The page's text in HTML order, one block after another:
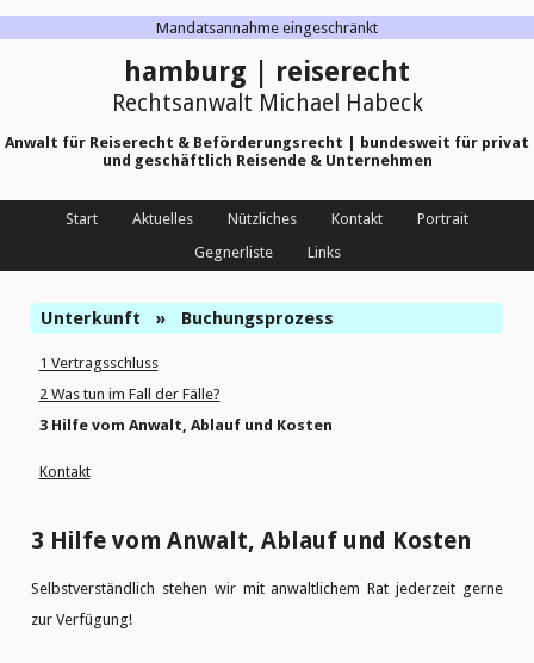
Mandatsannahme eingeschränkt
hamburg | reiserecht
Rechtsanwalt Michael Habeck
Anwalt für Reiserecht & Beförderungsrecht | bundesweit für privat
und geschäftlich Reisende & Unternehmen
Start Aktuelles Nützliches Kontakt
Portrait
Gegnerliste
Links
Unterkunft » Buchungsprozess
1 Vertragsschluss
2 Was tun im Fall der Fälle?
3 Hilfe vom Anwalt, Ablauf und Kosten
Kontakt
3 Hilfe vom Anwalt, Ablauf und Kosten
Selbstverständlich stehen wir mit anwaltlichem Rat jederzeit gerne
zur Verfügung!